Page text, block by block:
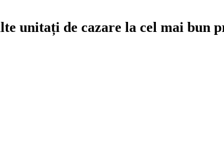
unitați de cazare la cel mai bun